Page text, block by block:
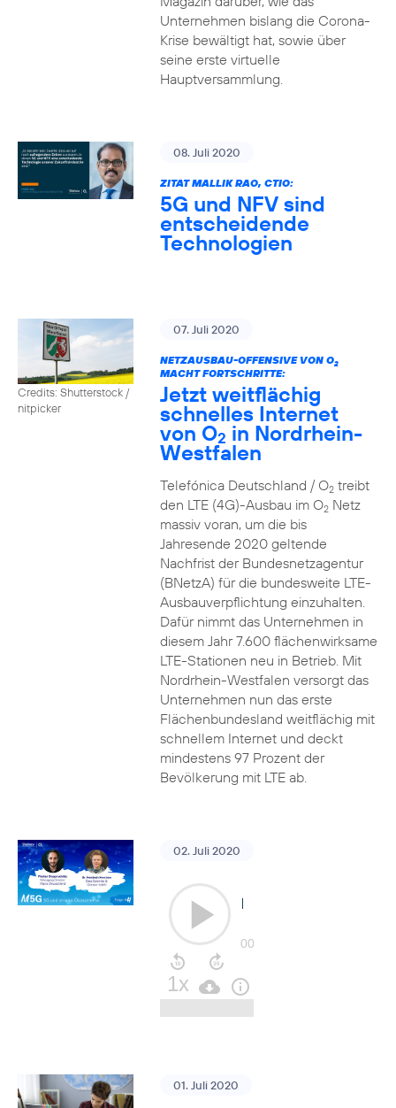
Unternehmen bislang die Corona-
Krise bewältigt hat, sowie über
seine erste virtuelle
Hauptversammlung.
08. Juli 2020
ZITAT MALLIK RAO, CTIO:
5G und NFV sind
entscheidende
Technologien
Credits: Shutterstock /
nitpicker
07. Juli 2020
NETZAUSBAU-OFFENSIVE VON O2
MACHT FORTSCHRITTE:
Jetzt weitflächig
schnelles Internet
von O2 in Nordrhein-
Westfalen
Telefónica Deutschland / O2treibt
den LTE (4G)-Ausbau im O2Netz
massiv voran, um die bis
Jahresende 2020 geltende
Nachfrist der Bundesnetzagentur
(BNetzA) für die bundesweite LTE-
Ausbauverpflichtung einzuhalten.
Dafür nimmt das Unternehmen in
diesem Jahr 7.600 flächenwirksame
LTE-Stationen neu in Betrieb. Mit
Nordrhein-Westfalen versorgt das
Unternehmen nun das erste
Flächenbundesland weitflächig mit
schnellem Internet und deckt
mindestens 97 Prozent der
Bevölkerung mit LTE ab.
02. Juli 2020
01. Juli 2020